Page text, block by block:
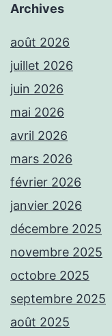
Archives
août 2026
juillet 2026
juin 2026
mai 2026
avril 2026
mars 2026
février 2026
janvier 2026
décembre 2025
novembre 2025
octobre 2025
septembre 2025
août 2025